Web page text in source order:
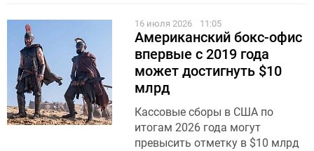
16 июля 2026 11:05
Американский бокс-офис
впервые с 2019 года
может достигнуть $10
млрд
Кассовые сборы в США по
итогам 2026 года могут
превысить отметку в $10 млрд